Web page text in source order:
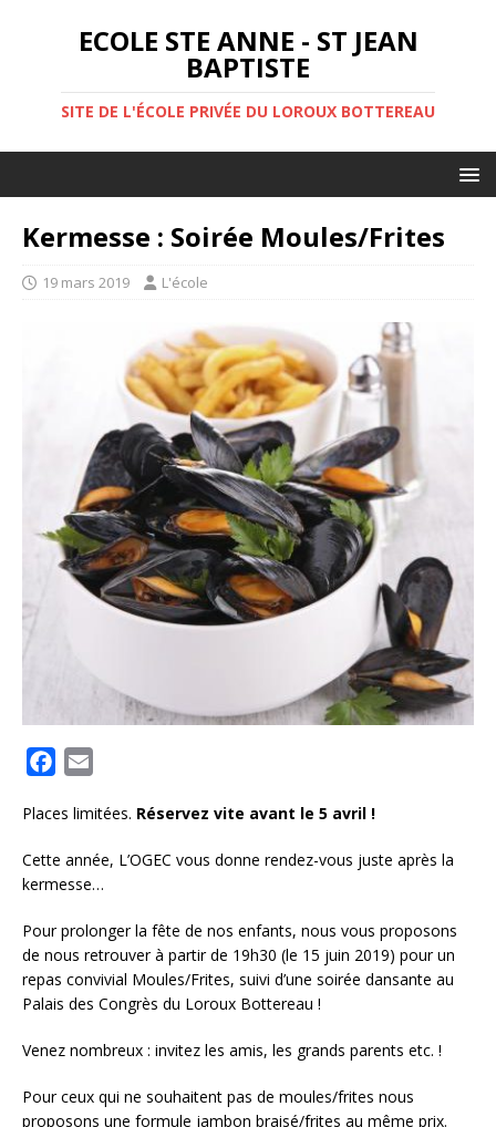
ECOLE STE ANNE - ST JEAN
BAPTISTE
SITE DE L'ÉCOLE PRIVÉE DU LOROUX BOTTEREAU
Kermesse : Soirée Moules/Frites
19 mars 2019 L'école
c
b
o
k
a
i
Places limitées. Réservez vite avant le 5 avril !
Cette année, L’OGEC vous donne rendez-vous juste après la
kermesse…
Pour prolonger la fête de nos enfants, nous vous proposons
de nous retrouver à partir de 19h30 (le 15 juin 2019) pour un
repas convivial Moules/Frites, suivi d’une soirée dansante au
Palais des Congrès du Loroux Bottereau !
Venez nombreux : invitez les amis, les grands parents etc. !
Pour ceux qui ne souhaitent pas de moules/frites nous
proposons une formule jambon braisé/frites au même prix.